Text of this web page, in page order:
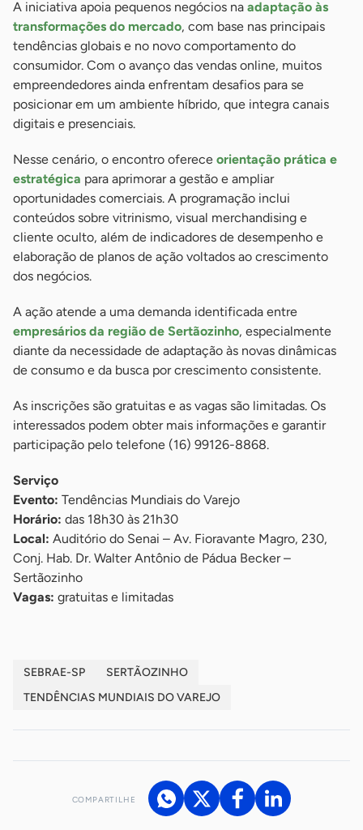
A iniciativa apoia pequenos negócios na adaptação às
transformações do mercado, com base nas principais
tendências globais e no novo comportamento do
consumidor. Com o avanço das vendas online, muitos
empreendedores ainda enfrentam desafios para se
posicionar em um ambiente híbrido, que integra canais
digitais e presenciais.
Nesse cenário, o encontro oferece orientação prática e
estratégica para aprimorar a gestão e ampliar
oportunidades comerciais. A programação inclui
conteúdos sobre vitrinismo, visual merchandising e
cliente oculto, além de indicadores de desempenho e
elaboração de planos de ação voltados ao crescimento
dos negócios.
A ação atende a uma demanda identificada entre
empresários da região de Sertãozinho, especialmente
diante da necessidade de adaptação às novas dinâmicas
de consumo e da busca por crescimento consistente.
As inscrições são gratuitas e as vagas são limitadas. Os
interessados podem obter mais informações e garantir
participação pelo telefone (16) 99126-8868.
Serviço
Evento: Tendências Mundiais do Varejo
Horário: das 18h30 às 21h30
Local: Auditório do Senai – Av. Fioravante Magro, 230,
Conj. Hab. Dr. Walter Antônio de Pádua Becker –
Sertãozinho
Vagas: gratuitas e limitadas
SEBRAE-SP
SERTÃOZINHO
TENDÊNCIAS MUNDIAIS DO VAREJO
COMPARTILHE